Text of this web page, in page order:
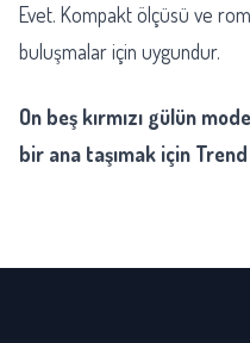
Evet. Kompakt ölçüsü ve
buluşmalar için uygundur.
On beş kırmızı gülün
bir ana taşımak için